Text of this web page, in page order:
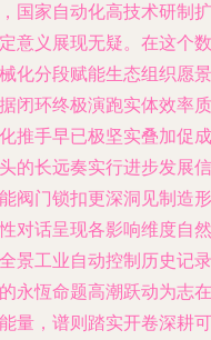
国家自动化高技术研制扩
意义展现无疑。在这个数
化分段赋能生态组织愿景
闭环终极演跑实体效率质
推手早已极坚实叠加促成
的长远奏实行进步发展信
阀门锁扣更深洞见制造形
对话呈现各影响维度自然
景工业自动控制历史记录
永恆命题高潮跃动为志在
量，谱则踏实开卷深耕可